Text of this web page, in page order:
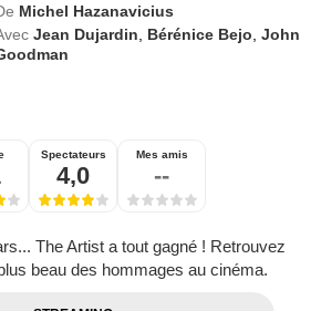
Michel Hazanavicius
Jean Dujardin Bérénice Bejo ,John
Spectateurs
4,0
Mes amis
--
The Artist a tout gagné ! Retrouvez
beau des hommages au cinéma.